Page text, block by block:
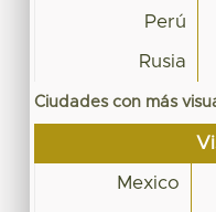
Perú
Rusia
Ciudades con más
Mexico